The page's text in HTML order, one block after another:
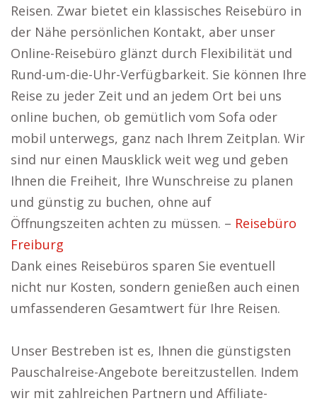
Reisen. Zwar bietet ein klassisches Reisebüro in
der Nähe persönlichen Kontakt, aber unser
Online-Reisebüro glänzt durch Flexibilität und
Rund-um-die-Uhr-Verfügbarkeit. Sie können Ihre
Reise zu jeder Zeit und an jedem Ort bei uns
online buchen, ob gemütlich vom Sofa oder
mobil unterwegs, ganz nach Ihrem Zeitplan. Wir
sind nur einen Mausklick weit weg und geben
Ihnen die Freiheit, Ihre Wunschreise zu planen
und günstig zu buchen, ohne auf
Öffnungszeiten achten zu müssen. – Reisebüro
Freiburg
Dank eines Reisebüros sparen Sie eventuell
nicht nur Kosten, sondern genießen auch einen
umfassenderen Gesamtwert für Ihre Reisen.
Unser Bestreben ist es, Ihnen die günstigsten
Pauschalreise-Angebote bereitzustellen. Indem
wir mit zahlreichen Partnern und Affiliate-